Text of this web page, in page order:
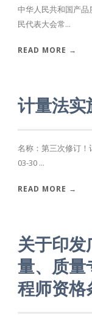
中华人民共和国产品
民代表大会常...
READ MORE →
计量法实
名称：第三次修订！
03-30 ...
READ MORE →
关于印
量、质量
程师资格